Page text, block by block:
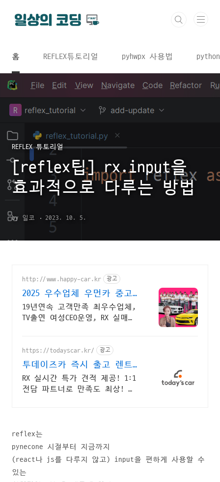
홈 REFLEX튜토리얼 pyhwpx 사용법
REFLEX 튜토리얼
[reflex팁] rx.input을
효과적으로 다루는 방법
by 일코 2023. 10. 5.
http://www.happy-car.kr 광고
2025 우수업체 우먼카 중고
차는 최우수모범업체에서!
19년연속 고객만족 최우수업체,
TV출연 여성CEO운영, RX 실매물
홈페이지!
https://todayscar.kr/ 광고
투데이즈카 즉시 출고 렌트
카 신차 장기렌트 특가
RX 실시간 특가 견적 제공! 1:1
전담 파트너로 만족도 최상! 전
reflex는
pynecone 시절부터 지금까지
(react나 js를 다루지 않고) input을 편하게 사용할 수
있는